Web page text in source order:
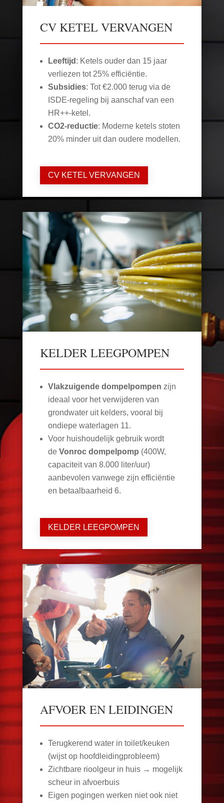
CV KETEL VERVANGEN
Leeftijd : Ketels ouder dan 15 jaar
verliezen tot 25% efficiëntie.
Subsidies: Tot €2.000 terug via de
ISDE-regeling bij aanschaf van een
HR++-ketel.
CO2-reductie: Moderne ketels stoten
20% minder uit dan oudere modellen.
CV KETEL VERVANGEN
KELDER LEEGPOMPEN
Vlakzuigende dompelpompen zijn
ideaal voor het verwijderen van
grondwater uit kelders, vooral bij
ondiepe waterlagen 11.
Voor huishoudelijk gebruik wordt
de Vonroc dompelpomp (400W,
capaciteit van 8.000 liter/uur)
aanbevolen vanwege zijn efficiëntie
en betaalbaarheid 6.
KELDER LEEGPOMPEN
AFVOER EN LEIDINGEN
Terugkerend water in toilet/keuken
(wijst op hoofdleidingprobleem)
Zichtbare rioolgeur in huis → mogelijk
scheur in afvoerbuis
Eigen pogingen werken niet ook niet